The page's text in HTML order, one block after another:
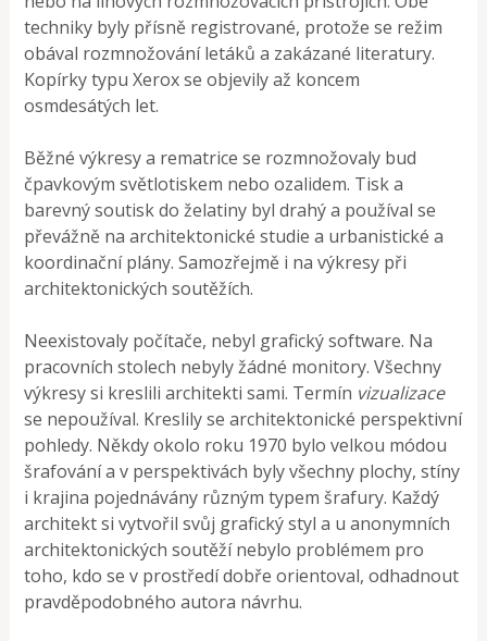
techniky byly přísně registrované, protože se režim
obával rozmnožování letáků a zakázané literatury.
Kopírky typu Xerox se objevily až koncem
osmdesátých let.
Běžné výkresy a rematrice se rozmnožovaly bud
čpavkovým světlotiskem nebo ozalidem. Tisk a
barevný soutisk do želatiny byl drahý a používal se
převážně na architektonické studie a urbanistické a
koordinační plány. Samozřejmě i na výkresy při
architektonických soutěžích.
Neexistovaly počítače, nebyl grafický software. Na
pracovních stolech nebyly žádné monitory. Všechny
výkresy si kreslili architekti sami. Termín vizualizace
se nepoužíval. Kreslily se architektonické perspektivní
pohledy. Někdy okolo roku 1970 bylo velkou módou
šrafování a v perspektivách byly všechny plochy, stíny
i krajina pojednávány různým typem šrafury. Každý
architekt si vytvořil svůj grafický styl a u anonymních
architektonických soutěží nebylo problémem pro
toho, kdo se v prostředí dobře orientoval, odhadnout
pravděpodobného autora návrhu.